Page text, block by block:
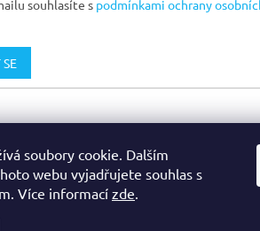
soubory cookie. Dalším
webu vyjadřujete souhlas s
Více informací zde.
souhlasíte s podmínkami ochrany